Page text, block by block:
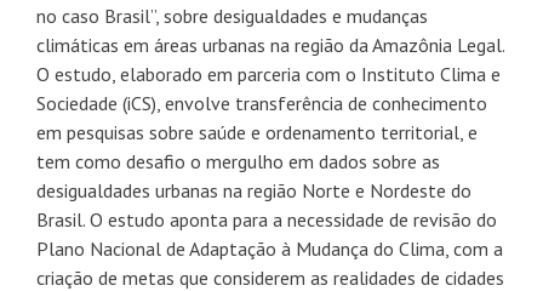
no caso Brasil”, sobre desigualdades e mudanças
climáticas em áreas urbanas na região da Amazônia Legal.
O estudo, elaborado em parceria com o Instituto Clima e
Sociedade (iCS), envolve transferência de conhecimento
em pesquisas sobre saúde e ordenamento territorial, e
tem como desafio o mergulho em dados sobre as
desigualdades urbanas na região Norte e Nordeste do
Brasil. O estudo aponta para a necessidade de revisão do
Plano Nacional de Adaptação à Mudança do Clima, com a
criação de metas que considerem as realidades de cidades